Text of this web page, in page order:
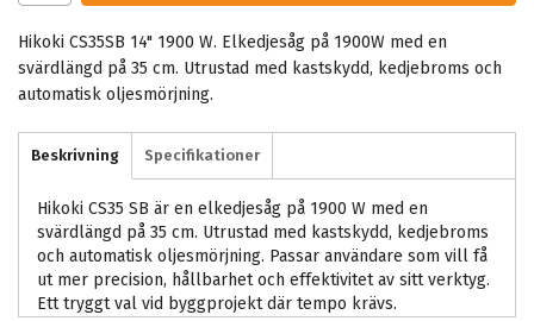
Hikoki CS35SB 14" 1900 W. Elkedjesåg på 1900W med en
svärdlängd på 35 cm. Utrustad med kastskydd, kedjebroms och
automatisk oljesmörjning.
Beskrivning Specifikationer
Hikoki CS35 SB är en elkedjesåg på 1900 W med en
svärdlängd på 35 cm. Utrustad med kastskydd, kedjebroms
och automatisk oljesmörjning. Passar användare som vill få
ut mer precision, hållbarhet och effektivitet av sitt verktyg.
Ett tryggt val vid byggprojekt där tempo krävs.